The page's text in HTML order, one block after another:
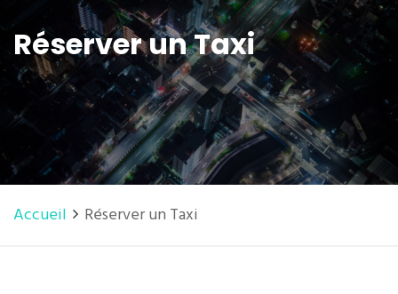
Réserver un Taxi
Accueil Réserver un Taxi